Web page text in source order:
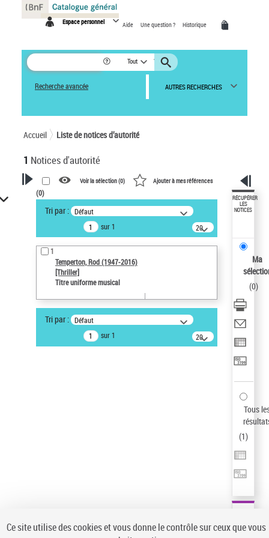
Espace personnel Aide Une question ? Historique
Tout
Recherche avancée AUTRES RECHERCHES
Accueil Liste de notices d’autorité
1 Notices d'autorité
VOTRE RECHERCHE
Recherche avancée dans les
notices d’autorité
Œuvres liées à l'auteur :
Temperton, Rod (1947-2016)
Auteur d’œuvre
ne s'applique pas
Type de notice d'autorité
Voir la sélection (0) Ajouter à mes références
(0)
Tri par : Défaut
sur 1
20
résultats/page
1
Temperton, Rod (1947-2016)
[Thriller]
Titre uniforme musical
Tri par : Défaut
sur 1
20
résultats/page
RÉCUPÉRER
LES
NOTICES
Ma
(0)
Tous
(1)
Panneau de gestion des cookies
Ce site utilise des cookies et vous donne le contrôle sur ceux que vous